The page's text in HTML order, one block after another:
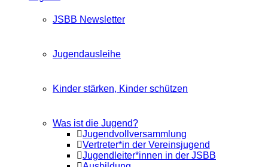
JSBB Newsletter
Jugendausleihe
Kinder stärken, Kinder schützen
Was ist die Jugend?
Jugendvollversammlung
Vertreter*in der Vereinsjugend
Jugendleiter*innen in der JSBB